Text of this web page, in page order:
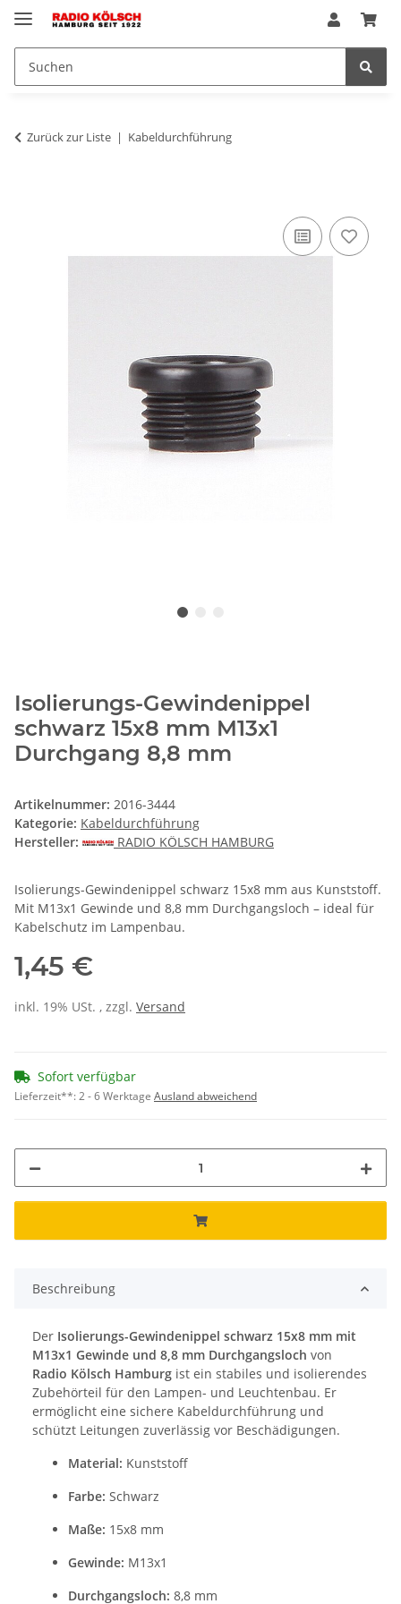
Zurück zur Liste Kabeldurchführung
Isolierungs-Gewindenippel
schwarz 15x8 mm M13x1
Durchgang 8,8 mm
Artikelnummer: 2016-3444
Kategorie: Kabeldurchführung
Hersteller:
RADIO KÖLSCH HAMBURG
Isolierungs-Gewindenippel schwarz 15x8 mm aus Kunststoff.
Mit M13x1 Gewinde und 8,8 mm Durchgangsloch – ideal für
Kabelschutz im Lampenbau.
1,45 €
inkl. 19% USt. , zzgl. Versand
Sofort verfügbar
Lieferzeit**:2 - 6 Werktage Ausland abweichend
Beschreibung
Der Isolierungs-Gewindenippel schwarz 15x8 mm mit
M13x1 Gewinde und 8,8 mm Durchgangsloch von
Radio Kölsch Hamburg ist ein stabiles und isolierendes
Zubehörteil für den Lampen- und Leuchtenbau. Er
ermöglicht eine sichere Kabeldurchführung und
schützt Leitungen zuverlässig vor Beschädigungen.
Material: Kunststoff
Farbe: Schwarz
Maße: 15x8 mm
Gewinde: M13x1
Durchgangsloch: 8,8 mm